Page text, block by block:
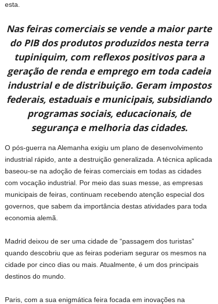
esta.
Nas feiras comerciais se vende a maior parte
do PIB dos produtos produzidos nesta terra
tupiniquim, com reflexos positivos para a
geração de renda e emprego em toda cadeia
industrial e de distribuição. Geram impostos
federais, estaduais e municipais, subsidiando
programas sociais, educacionais, de
segurança e melhoria das cidades.
O pós-guerra na Alemanha exigiu um plano de desenvolvimento
industrial rápido, ante a destruição generalizada. A técnica aplicada
baseou-se na adoção de feiras comerciais em todas as cidades
com vocação industrial. Por meio das suas messe, as empresas
municipais de feiras, continuam recebendo atenção especial dos
governos, que sabem da importância destas atividades para toda
economia alemã.
Madrid deixou de ser uma cidade de “passagem dos turistas”
quando descobriu que as feiras poderiam segurar os mesmos na
cidade por cinco dias ou mais. Atualmente, é um dos principais
destinos do mundo.
Paris, com a sua enigmática feira focada em inovações na